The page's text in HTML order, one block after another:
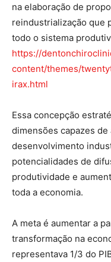
na elaboração de
reindustrialização que
todo o sistema
https://
content/themes/
irax.html
Essa concepção
dimensões capazes de
desenvolvimento
potencialidades de
produtividade e
toda a economia.
A meta é aumentar a
transformação na
representava 1/3 do